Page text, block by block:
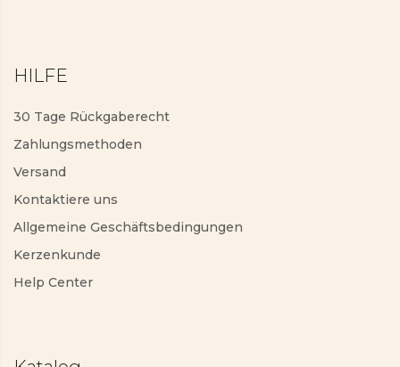
HILFE
30 Tage Rückgaberecht
Zahlungsmethoden
Versand
Kontaktiere uns
Allgemeine Geschäftsbedingungen
Kerzenkunde
Help Center